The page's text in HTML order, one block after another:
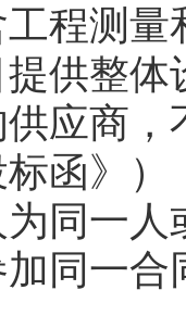
程测
供整
应商
标函》）
同一
同一